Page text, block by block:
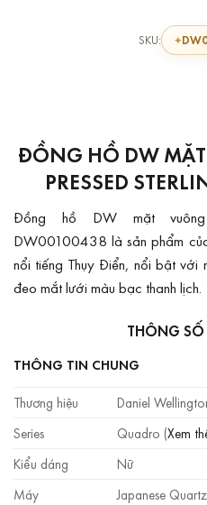
SKU:
ĐỒNG HỒ DW
PRESSED
Đồng hồ DW mặt vuông
DW00100438 là sản phẩm
nổi tiếng Thụy Điển, nổi bật
đeo mắt lưới màu bạc thanh lịch.
THÔNG
THÔNG TIN CHUNG
Thương hiệu
Daniel
Series
Quadro (Xem
Kiểu dáng
Nữ
Máy
Japanese